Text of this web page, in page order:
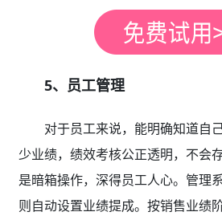
5、员工管理
对于员工来说，能明确知道自
少业绩，绩效考核公正透明，不会
是暗箱操作，深得员工人心。管理
则自动设置业绩提成。按销售业绩